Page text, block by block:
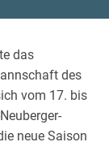
das
des
vom 17. bis
neue Saison